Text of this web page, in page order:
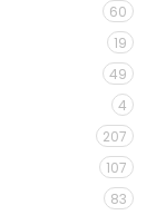
60
19
49
4
207
107
83